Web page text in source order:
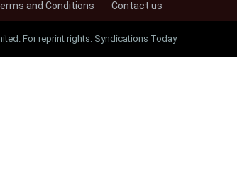
and Conditions Contact us
For reprint rights: Syndications Today